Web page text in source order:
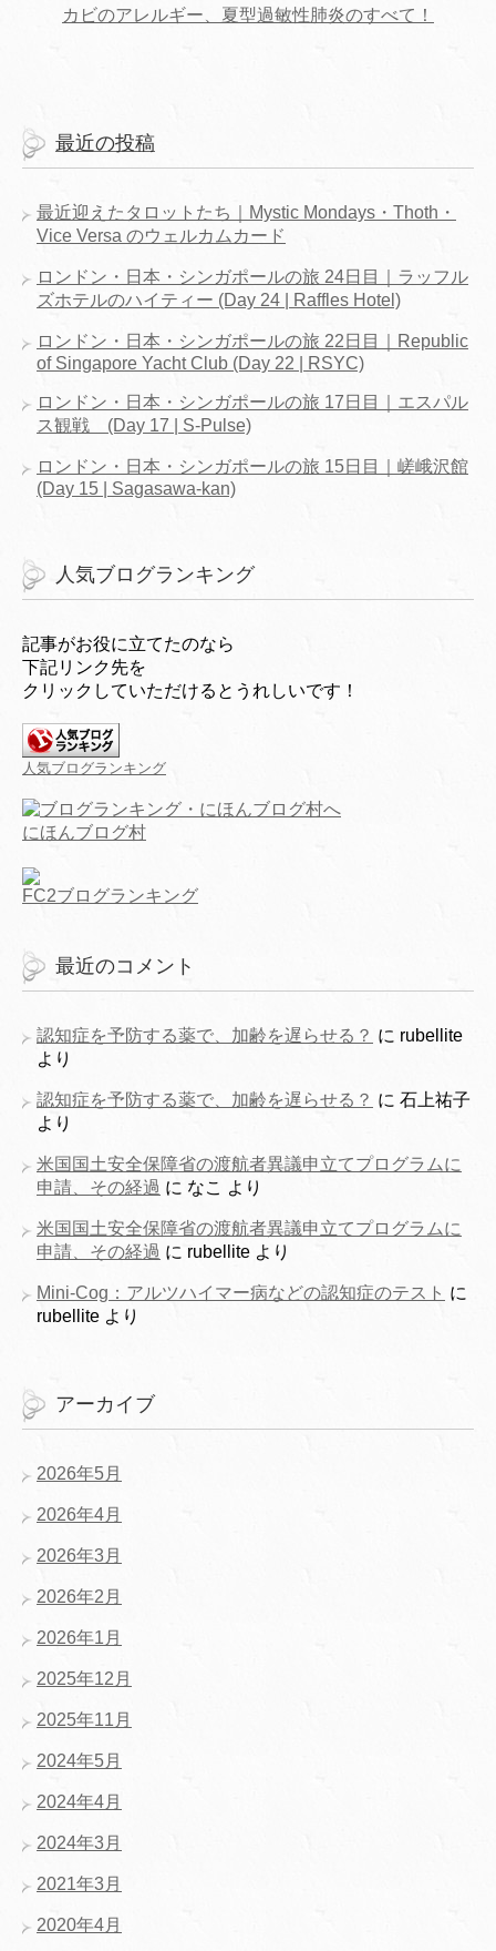
カビのアレルギー、夏型過敏性肺炎のすべて！
最近の投稿
最近迎えたタロットたち｜Mystic Mondays・Thoth・
Vice Versa のウェルカムカード
ロンドン・日本・シンガポールの旅 24日目｜ラッフル
ズホテルのハイティー (Day 24 | Raffles Hotel)
ロンドン・日本・シンガポールの旅 22日目｜Republic
of Singapore Yacht Club (Day 22 | RSYC)
ロンドン・日本・シンガポールの旅 17日目｜エスパル
ス観戦 (Day 17 | S-Pulse)
ロンドン・日本・シンガポールの旅 15日目｜嵯峨沢館
(Day 15 | Sagasawa-kan)
人気ブログランキング
記事がお役に立てたのなら
下記リンク先を
クリックしていただけるとうれしいです！
人気ブログランキング
にほんブログ村
FC2ブログランキング
最近のコメント
認知症を予防する薬で、加齢を遅らせる？ に rubellite
より
認知症を予防する薬で、加齢を遅らせる？ に 石上祐子
より
米国国土安全保障省の渡航者異議申立てプログラムに
申請、その経過 に なこ より
米国国土安全保障省の渡航者異議申立てプログラムに
申請、その経過 に rubellite より
Mini-Cog：アルツハイマー病などの認知症のテスト に
rubellite より
アーカイブ
2026年5月
2026年4月
2026年3月
2026年2月
2026年1月
2025年12月
2025年11月
2024年5月
2024年4月
2024年3月
2021年3月
2020年4月